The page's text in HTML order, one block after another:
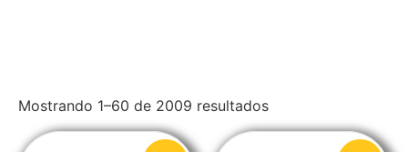
Mostrando 1–60 de 2009 resultados